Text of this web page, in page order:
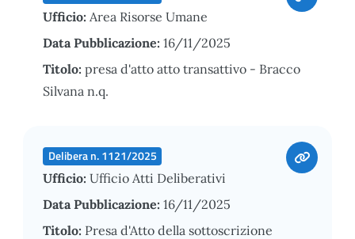
Ufficio: Area Risorse Umane
Data Pubblicazione: 16/11/2025
Titolo: presa d'atto atto transattivo - Bracco
Silvana n.q.
Delibera n. 1121/2025
Ufficio: Ufficio Atti Deliberativi
Data Pubblicazione: 16/11/2025
Titolo: Presa d'Atto della sottoscrizione